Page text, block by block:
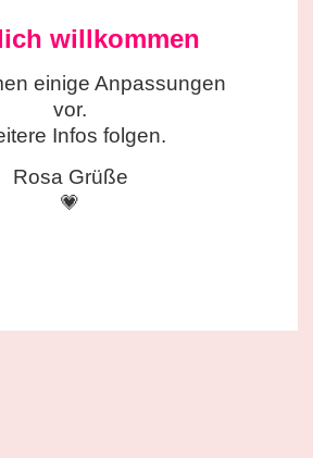
willkommen
einige Anpassungen
vor.
Infos folgen.
Rosa Grüße
💗